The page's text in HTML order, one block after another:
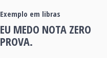
Exemplo em libras
EU MEDO NOTA ZERO
PROVA.